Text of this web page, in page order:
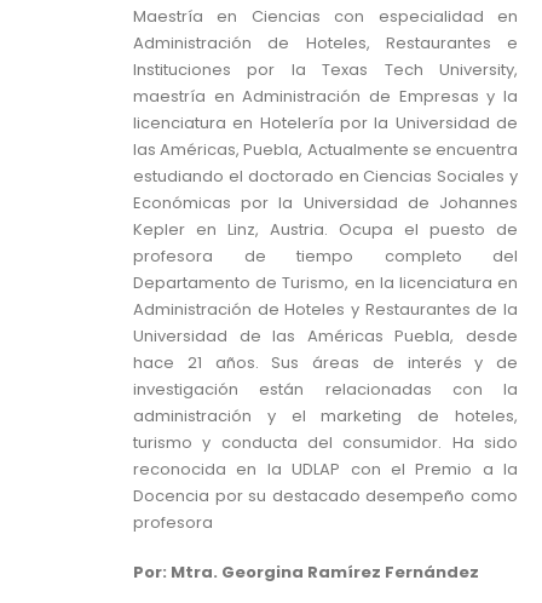
Maestría en Ciencias con especialidad en
Administración de Hoteles, Restaurantes e
Instituciones por la Texas Tech University,
maestría en Administración de Empresas y la
licenciatura en Hotelería por la Universidad de
las Américas, Puebla, Actualmente se encuentra
estudiando el doctorado en Ciencias Sociales y
Económicas por la Universidad de Johannes
Kepler en Linz, Austria. Ocupa el puesto de
profesora de tiempo completo del
Departamento de Turismo, en la licenciatura en
Administración de Hoteles y Restaurantes de la
Universidad de las Américas Puebla, desde
hace 21 años. Sus áreas de interés y de
investigación están relacionadas con la
administración y el marketing de hoteles,
turismo y conducta del consumidor. Ha sido
reconocida en la UDLAP con el Premio a la
Docencia por su destacado desempeño como
profesora
Por: Mtra. Georgina Ramírez Fernández